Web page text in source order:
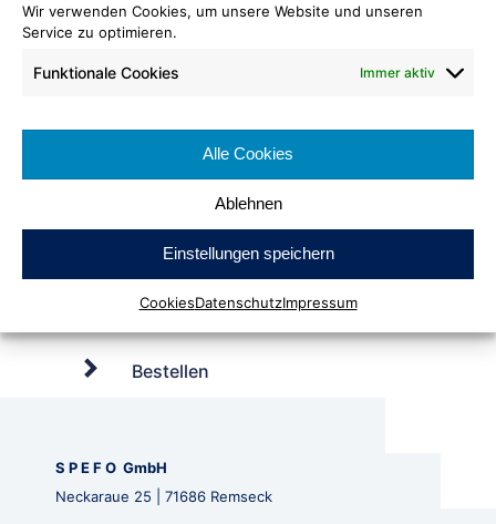
Wir verwenden Cookies, um unsere Website und unseren
Service zu optimieren.
Funktionale Cookies Immer aktiv
Alle Cookies
Ablehnen
Einstellungen speichern
CookiesDatenschutzImpressum
Warenbreite: ca. 400 cm
Bestellen
Matt-Schlinge Line ECO
S P E F O GmbH
Neckaraue 25 | 71686 Remseck